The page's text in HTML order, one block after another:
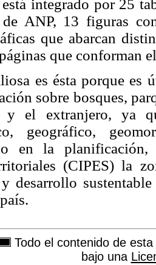
integrado por 25
de ANP, 13 figuras
que abarcan
que conforman
es ésta porque es
sobre bosques,
y el extranjero, ya
geográfico,
en la
(CIPES) la
desarrollo
Todo el contenido de
bajo una